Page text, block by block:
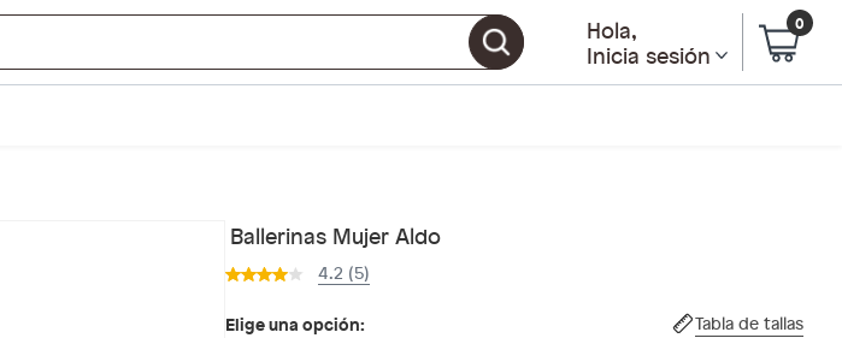
e
Hola,
Inicia sesión
0
Ballerinas Mujer Aldo
4.2 (5)
Elige una opción: Tabla de tallas